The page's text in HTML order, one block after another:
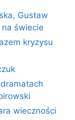
Gustaw
na świecie
kryzysu
wieczności